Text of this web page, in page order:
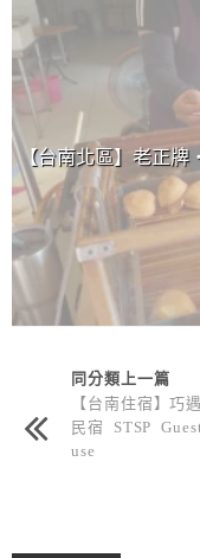
【台南北區】老正牌
同分類上一篇
【台南住宿】巧
民宿 STSP
use